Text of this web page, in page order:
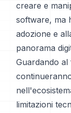
creare e
software, ma
adozione e
panorama
Guardando
limitazioni